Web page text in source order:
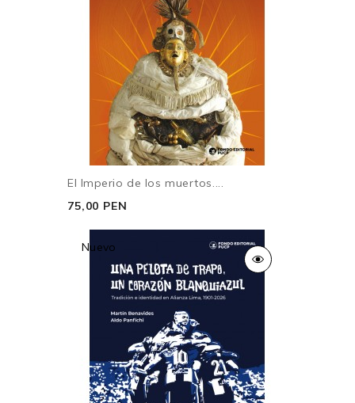
El Imperio de los muertos....
75,00 PEN
Nuevo